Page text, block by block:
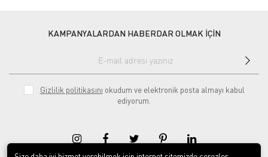
KAMPANYALARDAN HABERDAR OLMAK İÇİN
Gizlilik politikasını okudum ve elektronik posta almayı kabul
ediyorum.